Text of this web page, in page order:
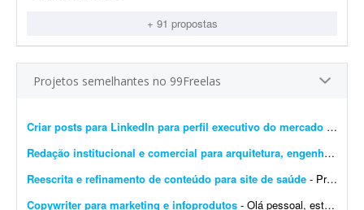
+ 91 propostas
Projetos semelhantes no 99Freelas
Criar posts para LinkedIn para perfil executivo do mercado financeiro
Redação institucional e comercial para arquitetura, engenharia e construção
Reescrita e refinamento de conteúdo para site de saúde - Precisamos reescrever o conteúdo do novo site de um cliente das áreas de tecnologia e saúde, tornando o posicionamento mais atrativo e alinhado ao público-alvo. Ao todo...
Copywriter para marketing e infoprodutos - Olá pessoal, estou em busca de um copywriter com foco em marketing e infoprodutos. Trabalho a ser feito: - Analisar e criar novas versões de copys para landing pages. - Analisar e c...